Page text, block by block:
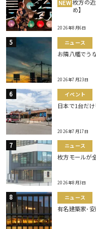
NEW 枚方の
め】
2026年8月6日
ニュース
お隣八幡でう
2026年7月23日
イベント
日本で1台だ
2026年7月17日
ニュース
枚方モールが
2026年8月3日
ニュース
有名建築家･